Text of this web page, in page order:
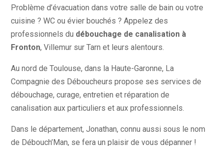
Problème d’évacuation dans votre salle de bain ou votre
cuisine ? WC ou évier bouchés ? Appelez des
professionnels du débouchage de canalisation à
Fronton, Villemur sur Tarn et leurs alentours.
Au nord de Toulouse, dans la Haute-Garonne, La
Compagnie des Déboucheurs propose ses services de
débouchage, curage, entretien et réparation de
canalisation aux particuliers et aux professionnels.
Dans le département, Jonathan, connu aussi sous le nom
de Débouch’Man, se fera un plaisir de vous dépanner !